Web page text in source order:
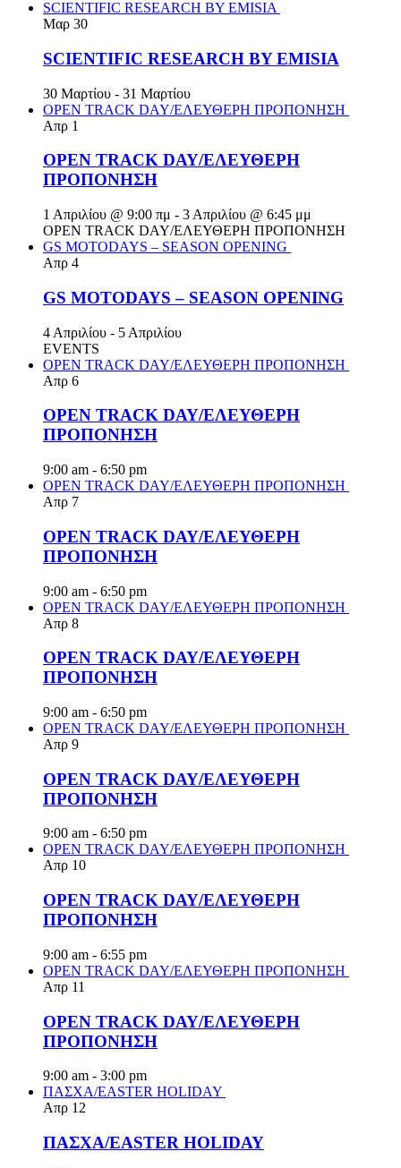
SCIENTIFIC RESEARCH BY EMISIA
Μαρ 30
SCIENTIFIC RESEARCH BY EMISIA
30 Μαρτίου - 31 Μαρτίου
OPEN TRACK DAY/ΕΛΕΥΘΕΡΗ ΠΡΟΠΟΝΗΣΗ
Απρ 1
OPEN TRACK DAY/ΕΛΕΥΘΕΡΗ
ΠΡΟΠΟΝΗΣΗ
1 Απριλίου @ 9:00 πμ - 3 Απριλίου @ 6:45 μμ
OPEN TRACK DAY/ΕΛΕΥΘΕΡΗ ΠΡΟΠΟΝΗΣΗ
GS MOTODAYS – SEASON OPENING
Απρ 4
GS MOTODAYS – SEASON OPENING
4 Απριλίου - 5 Απριλίου
EVENTS
OPEN TRACK DAY/ΕΛΕΥΘΕΡΗ ΠΡΟΠΟΝΗΣΗ
Απρ 6
OPEN TRACK DAY/ΕΛΕΥΘΕΡΗ
ΠΡΟΠΟΝΗΣΗ
9:00 am - 6:50 pm
OPEN TRACK DAY/ΕΛΕΥΘΕΡΗ ΠΡΟΠΟΝΗΣΗ
Απρ 7
OPEN TRACK DAY/ΕΛΕΥΘΕΡΗ
ΠΡΟΠΟΝΗΣΗ
9:00 am - 6:50 pm
OPEN TRACK DAY/ΕΛΕΥΘΕΡΗ ΠΡΟΠΟΝΗΣΗ
Απρ 8
OPEN TRACK DAY/ΕΛΕΥΘΕΡΗ
ΠΡΟΠΟΝΗΣΗ
9:00 am - 6:50 pm
OPEN TRACK DAY/ΕΛΕΥΘΕΡΗ ΠΡΟΠΟΝΗΣΗ
Απρ 9
OPEN TRACK DAY/ΕΛΕΥΘΕΡΗ
ΠΡΟΠΟΝΗΣΗ
9:00 am - 6:50 pm
OPEN TRACK DAY/ΕΛΕΥΘΕΡΗ ΠΡΟΠΟΝΗΣΗ
Απρ 10
OPEN TRACK DAY/ΕΛΕΥΘΕΡΗ
ΠΡΟΠΟΝΗΣΗ
9:00 am - 6:55 pm
OPEN TRACK DAY/ΕΛΕΥΘΕΡΗ ΠΡΟΠΟΝΗΣΗ
Απρ 11
OPEN TRACK DAY/ΕΛΕΥΘΕΡΗ
ΠΡΟΠΟΝΗΣΗ
9:00 am - 3:00 pm
ΠΑΣΧΑ/EASTER HOLIDAY
Απρ 12
ΠΑΣΧΑ/EASTER HOLIDAY